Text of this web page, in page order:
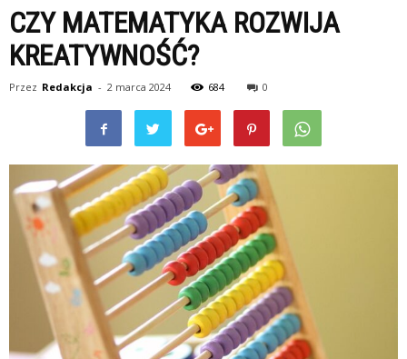
CZY MATEMATYKA ROZWIJA
KREATYWNOŚĆ?
Przez Redakcja - 2 marca 2024 684 0